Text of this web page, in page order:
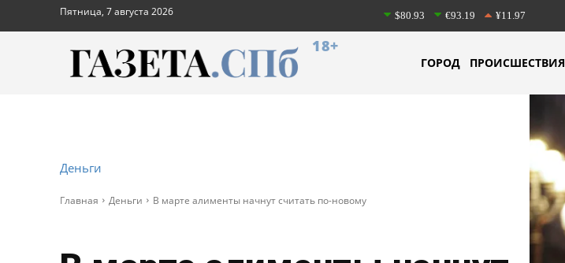
Пятница, 7 августа 2026 $80.93 €93.19 ¥11.97
18+
ГОРОД ПРОИСШЕСТВИЯ
Деньги
Главная Деньги В марте алименты начнут считать по-новому